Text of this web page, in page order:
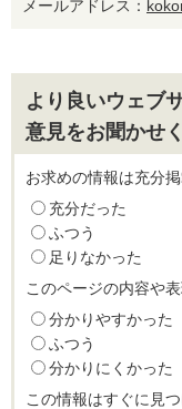
メールアドレス：
より良いウェブ
意見をお聞かせ
お求めの情報は充分
充分だった
ふつう
足りなかった
このページの内容や
分かりやすかった
ふつう
分かりにくかった
この情報はすぐに見